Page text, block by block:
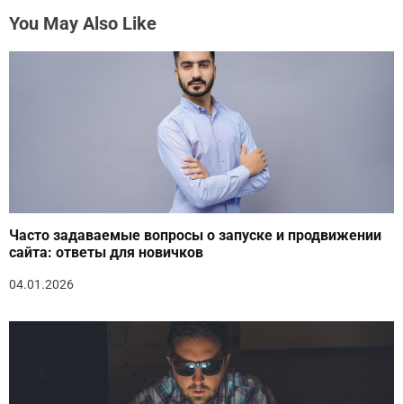
You May Also Like
Часто задаваемые вопросы о запуске и продвижении
сайта: ответы для новичков
04.01.2026